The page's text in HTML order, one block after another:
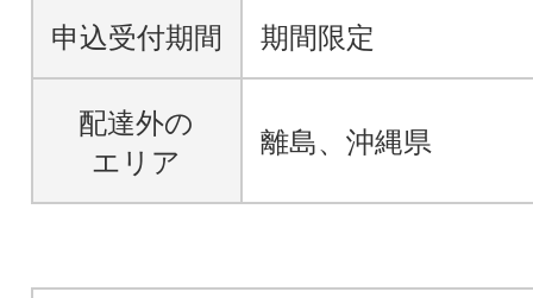
申込受付期間 期間限定
配達外の
エリア
離島、沖縄県